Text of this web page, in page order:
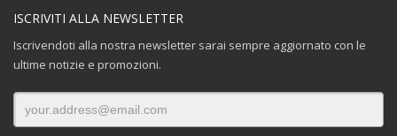
ISCRIVITI ALLA NEWSLETTER
Iscrivendoti alla nostra newsletter sarai sempre aggiornato con le
ultime notizie e promozioni.